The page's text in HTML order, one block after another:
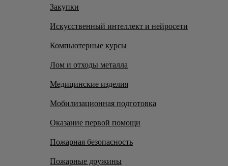
Закупки
Искусственный интеллект и нейросети
Компьютерные курсы
Лом и отходы металла
Медицинские изделия
Мобилизационная подготовка
Оказание первой помощи
Пожарная безопасность
Пожарные дружины